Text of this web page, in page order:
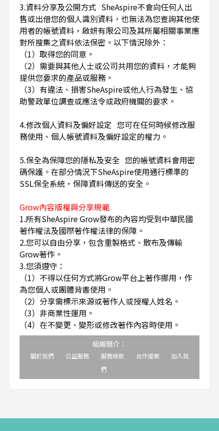
3.資料分享及公開方式 SheAspire不會向任何人出
售或出借您的個人識別資料，也無法為您查詢其他使
用者的帳號資料，啟妍有限公司及其所屬相關事業應
對所搜集之資料依法保密。以下情況除外：
（1）取得您的同意。
（2）需要與其他人士或公司共用您的資料，才能夠
提供您要求的產品或服務。
（3）有違法、損害SheAspire或他人行為發生、協
助警政單位調查或應法令或政府機關的要求。
4.修改個人資料及偏好設定 您可在任何時候修改服
務使用、個人帳號資料及偏好設定的權力。
5.保全為保障您的隱私及安全 您的帳號資料會用密
碼保護。在部分情況下SheAspire使用通行標準的
SSL保全系統，保障資料傳送的安全。
Grow內容版權與分享規範
1.所有SheAspire Grow發布的內容均受到中華民國
著作權法及國際著作權法律的保障。
2.您可以自由分享，包含重製格式、散布及傳輸
Grow著作。
3.您須遵守：
（1）不得以任何方式將Grow平台上著作挪用，作
為您個人或團體背書使用。
（2）分享需標示來源或著作人或授權人姓名。
（3）非商業性運用。
（4）在不變更、變形或修改著作內容時使用。
組織簡介：
關於我們 公益服務 服務條款 合作提案
加入我
們